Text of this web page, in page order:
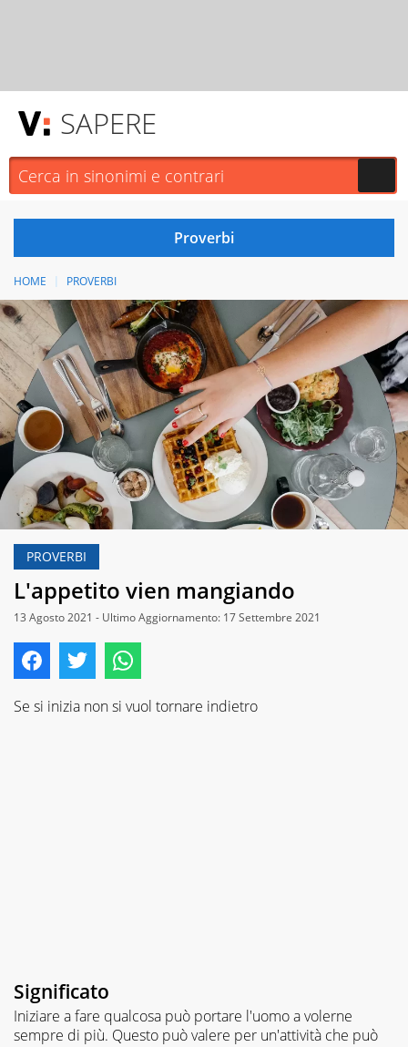
SAPERE
HOME PROVERBI
PROVERBI
L'appetito vien mangiando
13 Agosto 2021 - Ultimo Aggiornamento: 17 Settembre 2021
Se si inizia non si vuol tornare indietro
Significato
Iniziare a fare qualcosa può portare l'uomo a volerne
sempre di più. Questo può valere per un'attività che può